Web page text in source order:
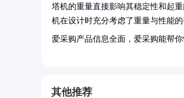
塔机的重量直接影响其稳定性和起
机在设计时充分考虑了重量与性能
爱采购产品信息全面，爱采购能帮
其他推荐